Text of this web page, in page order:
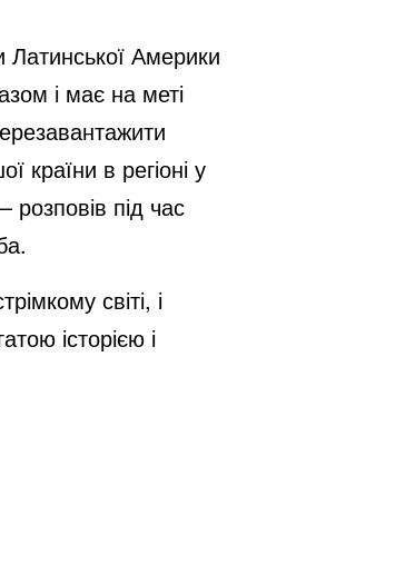
Латинської Америки
і має на меті
країни в регіоні у
розповів під час
світі, і
історією і